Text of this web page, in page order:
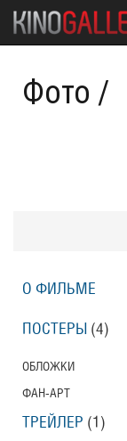
Фото /
О ФИЛЬМЕ
ПОСТЕРЫ (4)
ОБЛОЖКИ
ФАН-АРТ
ТРЕЙЛЕР (1)